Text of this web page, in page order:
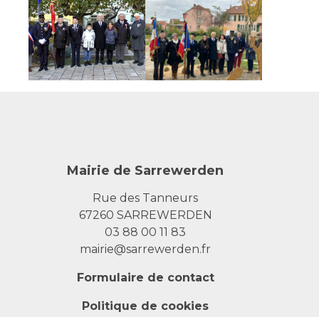
Mairie de Sarrewerden
Rue des Tanneurs
67260 SARREWERDEN
03 88 00 11 83
mairie@sarrewerden.fr
Formulaire de contact
Politique de cookies